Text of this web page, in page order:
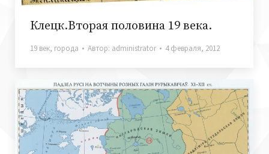
Клецк.Вторая половина 19 века.
19 век, города Автор: administrator 4 февраля, 2012